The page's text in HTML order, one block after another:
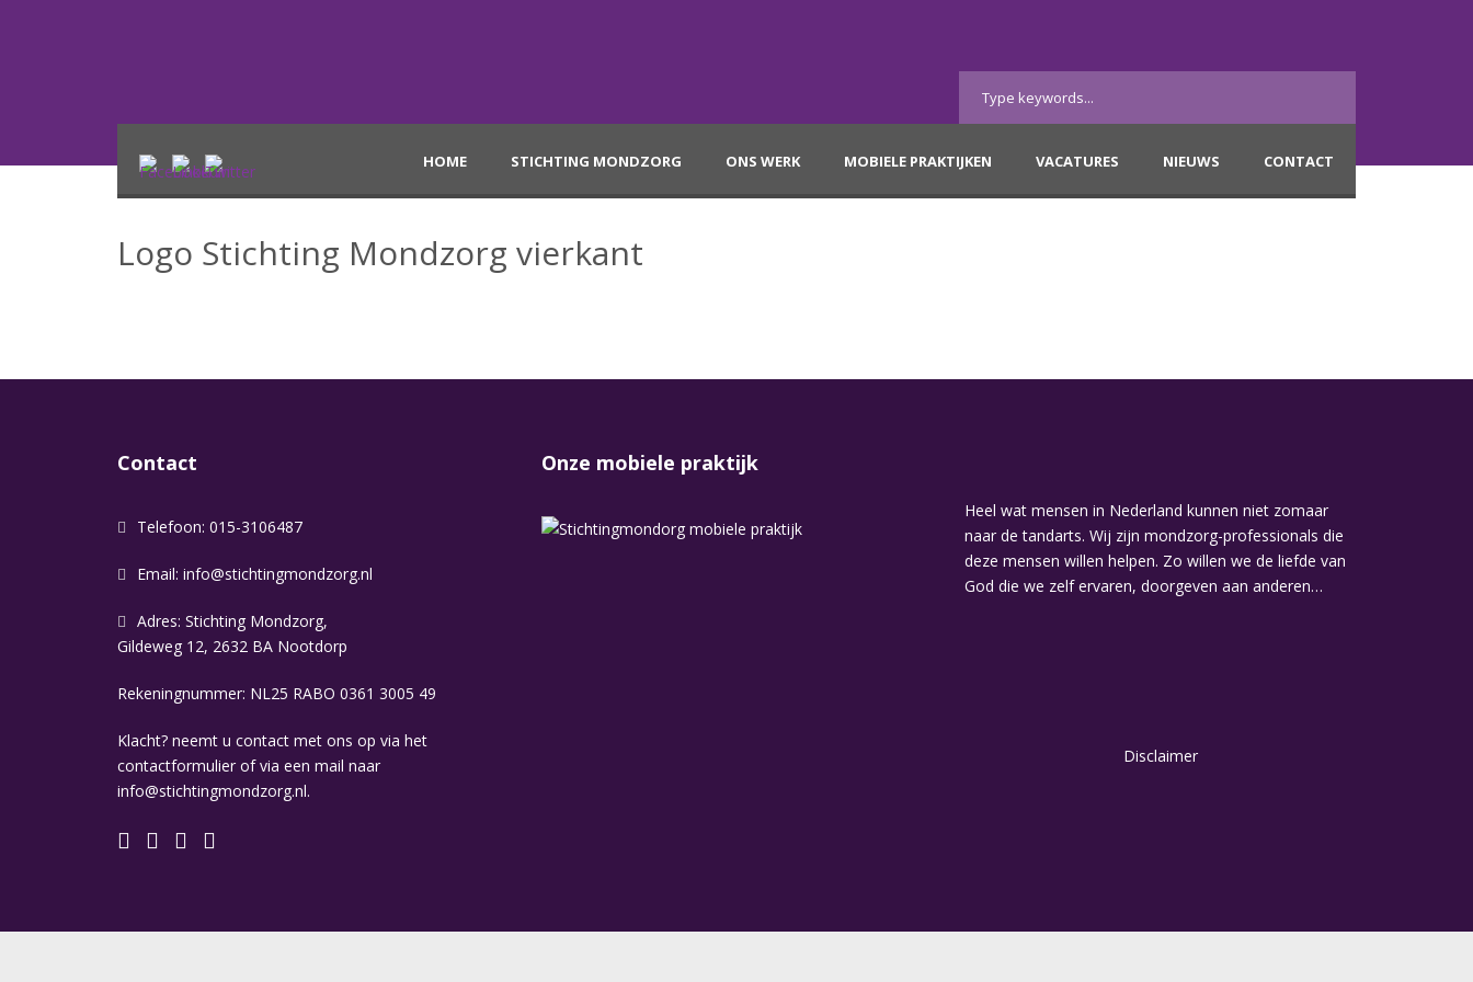
HOME STICHTING MONDZORG ONS WERK MOBIELE PRAKTIJKEN VACATURES NIEUWS CONTACT
Logo Stichting Mondzorg vierkant
Contact
Telefoon: 015-3106487
Email: info@stichtingmondzorg.nl
Adres: Stichting Mondzorg,
Gildeweg 12, 2632 BA Nootdorp
Rekeningnummer: NL25 RABO 0361 3005 49
Klacht? neemt u contact met ons op via het
contactformulier of via een mail naar
info@stichtingmondzorg.nl.
Onze mobiele praktijk
Heel wat mensen in Nederland kunnen niet zomaar
naar de tandarts. Wij zijn mondzorg-professionals die
deze mensen willen helpen. Zo willen we de liefde van
God die we zelf ervaren, doorgeven aan anderen…
Disclaimer